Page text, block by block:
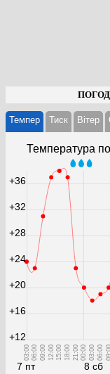
Темпер Тиск Вітер
Температура
7 пт
03:0006:00 09:00 12:0015:00 18:00 21:00
8 сб
00:00 03:00 06:00 09:00
+12
+16
+20
+24
+28
+32
+36